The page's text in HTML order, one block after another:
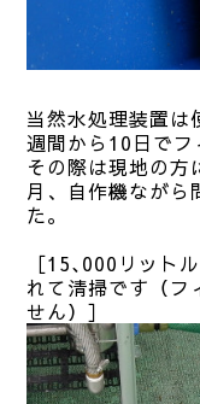
当然水処理装置は
週間から10日でフ
その際は現地の方
月、自作機ながら
た。
［15､000リット
れて清掃です（フ
せん）］